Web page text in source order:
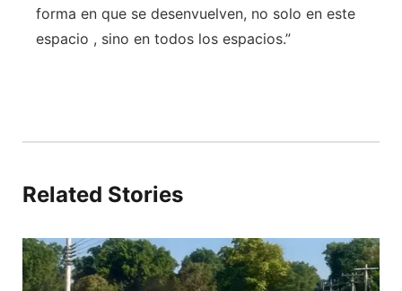
forma en que se desenvuelven, no solo en este
espacio , sino en todos los espacios.”
Related Stories